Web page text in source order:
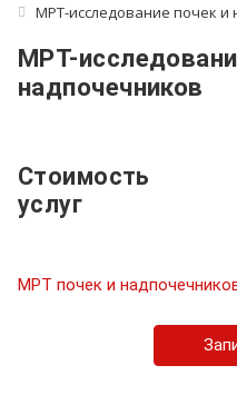
МРТ-исследование почек и
МРТ-
надпочечников
Стоимость
услуг
МРТ почек и